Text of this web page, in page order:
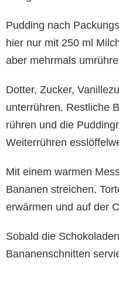
Pudding nach
hier nur mit 250 ml
aber mehrmals
Dotter, Zucker,
unterrühren. Restliche
rühren und die
Weiterrühren
Mit einem warmen
Bananen streichen.
erwärmen und auf der
Sobald die
Bananenschnitten